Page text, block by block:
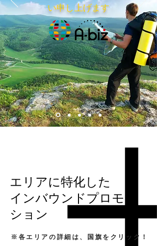
い申し上げます
エリアに特化した
インバウンドプロモー
ション
※各エリアの詳細は、国旗をクリック！